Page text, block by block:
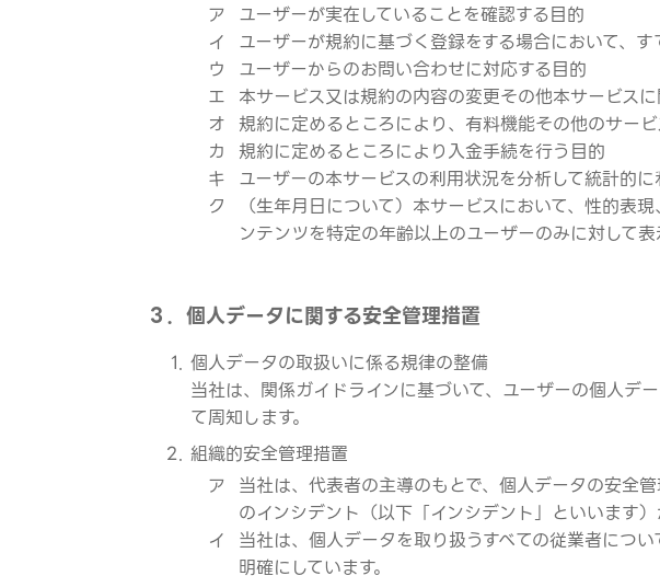
ア ユーザーが実在していることを確認する目的
イ ユーザーが規約に基づく登録をする場合において、
ウ ユーザーからのお問い合わせに対応する目的
エ 本サービス又は規約の内容の変更その他本サービス
オ 規約に定めるところにより、有料機能その他のサー
カ 規約に定めるところにより入金手続を行う目的
キ ユーザーの本サービスの利用状況を分析して統計的
ク
（生年月日について）本サービスにおいて、性的表
ンテンツを特定の年齢以上のユーザーのみに対して
３．個人データに関する安全管理措置
個人データの取扱いに係る規律の整備
当社は、関係ガイドラインに基づいて、ユーザーの個人デ
て周知します。
組織的安全管理措置
ア 当社は、代表者の主導のもとで、個人データの安全
のインシデント（以下「インシデント」といいます
イ 当社は、個人データを取り扱うすべての従業者につ
明確にしています。